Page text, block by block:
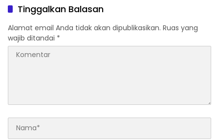
Tinggalkan Balasan
Alamat email Anda tidak akan dipublikasikan. Ruas yang
wajib ditandai *